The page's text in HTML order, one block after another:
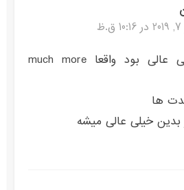
سلام مطالبتون خیلی عالی بود واقعا much more
ها
بدین خیلی عالی میشه